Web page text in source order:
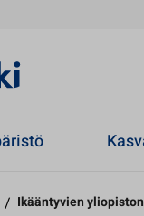
/ Ikääntyvien